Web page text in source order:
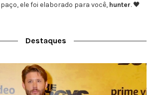
ele foi elaborado para você, hunter. 🖤
Destaques